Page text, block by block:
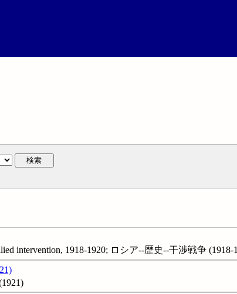
検索
intervention, 1918-1920; ロシア--歴史--干渉戦争 (1918-